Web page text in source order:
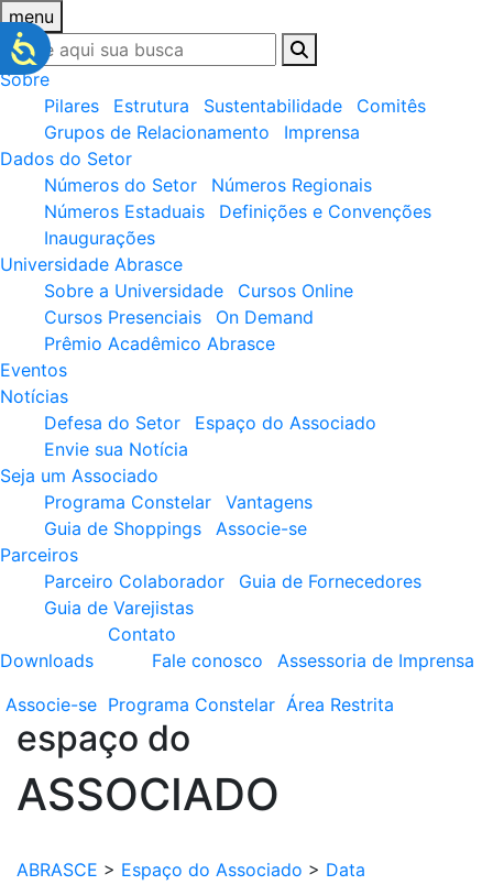
menu
Sobre
Pilares
Estrutura Sustentabilidade
Comitês
Grupos de Relacionamento
Imprensa
Dados do Setor
Números do Setor
Números Regionais
Números Estaduais
Definições e Convenções
Inaugurações
Universidade Abrasce
Sobre a Universidade
Cursos Online
Cursos Presenciais
On Demand
Prêmio Acadêmico Abrasce
Eventos
Notícias
Defesa do Setor
Espaço do Associado
Envie sua Notícia
Seja um Associado
Programa Constelar
Vantagens
Guia de Shoppings
Associe-se
Parceiros
Parceiro Colaborador
Guia de Fornecedores
Guia de Varejistas
Downloads
Contato
Fale conosco
Assessoria de Imprensa
Associe-se Programa Constelar Área Restrita
espaço do
ASSOCIADO
ABRASCE > Espaço do Associado > Data